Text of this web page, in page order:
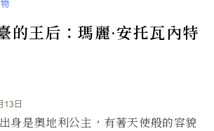
的王后：瑪麗·安托瓦內特
13日
身是奧地利公主，有著天使般的容貌